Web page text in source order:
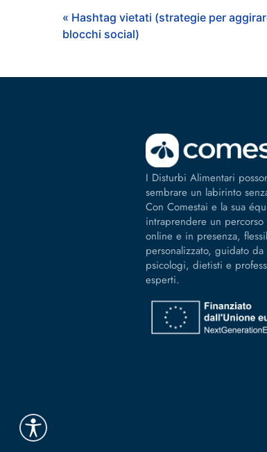
« Hashtag vietati (strategie per
blocchi social)
I Disturbi Alimentari
sembrare un labirinto
Con Comestai e la sua
intraprendere un
online e in presenza,
personalizzato, guidato da
psicologi, dietisti e
esperti.